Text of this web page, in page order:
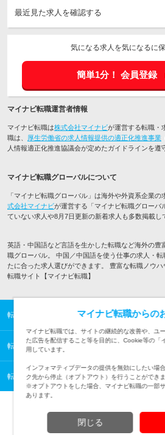
最近見た求人を確認する
気になる求人を気になるに
簡単1分！ 会員登録
マイナビ転職運営者情報
マイナビ転職は株式会社マイナビが運営する転職・
職は、 厚生労働省の求人情報提供の適正化推進事業
人情報適正化推進協議会が定めたガイドラインを遵
マイナビ転職グローバルについて
「マイナビ転職グローバル」は海外や外資系企業の
式会社マイナビが運営する「マイナビ転職グローバ
ていない求人や8月7日更新の新着求人も多数掲載し
英語・中国語など言語を生かした転職など海外の豊
職グローバル。 中国／中国語を使う仕事の求人・
たに合った求人選びができます。 豊富な転職ノウ
転職サイト【マイナビ転職】
転職TOP 海外の転職・求人情報TOP 中国／
転職TOP 海外の転職・求人情報TOP アジ
転職TOP 海外の転職・求人情報TOP 中国
TOPページへ
マイナビ転職からの
マイナビ転職では、サイトの継続的な改善や、ユ
た広告を配信すること等を目的に、Cookie等の「
用しています。
インフォマティブデータの提供を無効にしたい場
ク先から停止（オプトアウト）を行うことができま
※オプトアウトをした場合、マイナビ転職の一部
あります。
閉じる